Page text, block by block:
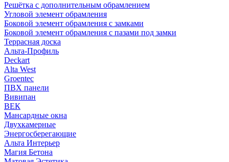
Решётка с дополнительным обрамлением
Угловой элемент обрамления
Боковой элемент обрамления с замками
Боковой элемент обрамления с пазами под замки
Террасная доска
Альта-Профиль
Deckart
Alta West
Groentec
ПВХ панели
Вивипан
ВЕК
Мансардные окна
Двухкамерные
Энергосберегающие
Альта Интерьер
Магия Бетона